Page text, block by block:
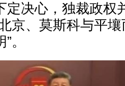
定决心，独裁政权
京、莫斯科与平
。